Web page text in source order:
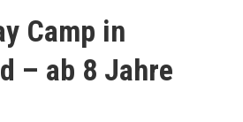
Camp in
– ab 8 Jahre